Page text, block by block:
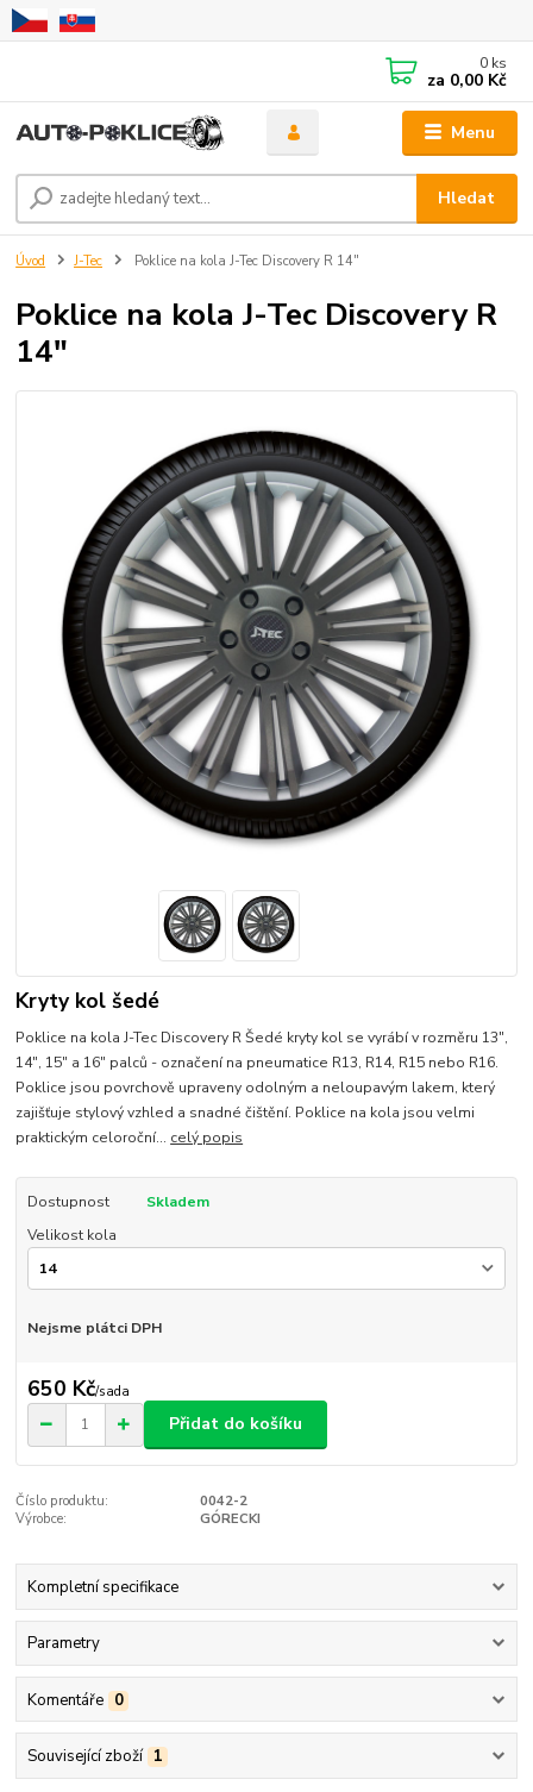
Menu
Hledat
0 ks
za 0,00 Kč
Úvod J-Tec Poklice na kola J-Tec Discovery R 14"
Poklice na kola J-Tec Discovery R
14"
Kryty kol šedé
Poklice na kola J-Tec Discovery R Šedé kryty kol se vyrábí v rozměru 13",
14", 15" a 16" palců - označení na pneumatice R13, R14, R15 nebo R16.
Poklice jsou povrchově upraveny odolným a neloupavým lakem, který
zajišťuje stylový vzhled a snadné čištění. Poklice na kola jsou velmi
praktickým celoroční... celý popis
Dostupnost
Skladem
Velikost kola
Nejsme plátci DPH
650 Kč/sada
Přidat do košíku
Číslo produktu:
0042-2
Výrobce:
GÓRECKI
Kompletní specifikace
Parametry
Komentáře 0
Související zboží 1